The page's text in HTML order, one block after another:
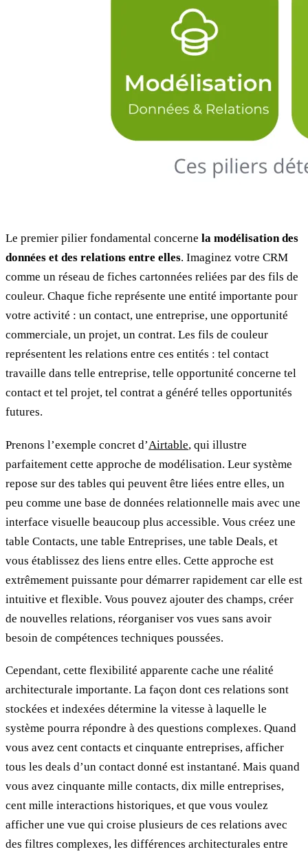
Le premier pilier fondamental concerne la modélisation des
données et des relations entre elles. Imaginez votre CRM
comme un réseau de fiches cartonnées reliées par des fils de
couleur. Chaque fiche représente une entité importante pour
votre activité : un contact, une entreprise, une opportunité
commerciale, un projet, un contrat. Les fils de couleur
représentent les relations entre ces entités : tel contact
travaille dans telle entreprise, telle opportunité concerne tel
contact et tel projet, tel contrat a généré telles opportunités
futures.
Prenons l’exemple concret d’Airtable, qui illustre
parfaitement cette approche de modélisation. Leur système
repose sur des tables qui peuvent être liées entre elles, un
peu comme une base de données relationnelle mais avec une
interface visuelle beaucoup plus accessible. Vous créez une
table Contacts, une table Entreprises, une table Deals, et
vous établissez des liens entre elles. Cette approche est
extrêmement puissante pour démarrer rapidement car elle est
intuitive et flexible. Vous pouvez ajouter des champs, créer
de nouvelles relations, réorganiser vos vues sans avoir
besoin de compétences techniques poussées.
Cependant, cette flexibilité apparente cache une réalité
architecturale importante. La façon dont ces relations sont
stockées et indexées détermine la vitesse à laquelle le
système pourra répondre à des questions complexes. Quand
vous avez cent contacts et cinquante entreprises, afficher
tous les deals d’un contact donné est instantané. Mais quand
vous avez cinquante mille contacts, dix mille entreprises,
cent mille interactions historiques, et que vous voulez
afficher une vue qui croise plusieurs de ces relations avec
des filtres complexes, les différences architecturales entre